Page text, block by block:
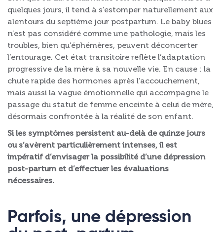
quelques jours, il tend à s’estomper naturellement aux
alentours du septième jour postpartum. Le baby blues
n’est pas considéré comme une pathologie, mais les
troubles, bien qu’éphémères, peuvent déconcerter
l’entourage. Cet état transitoire reflète l’adaptation
progressive de la mère à sa nouvelle vie. En cause : la
chute rapide des hormones après l’accouchement,
mais aussi la vague émotionnelle qui accompagne le
passage du statut de femme enceinte à celui de mère,
désormais confrontée à la réalité de son enfant.
Si les symptômes persistent au-delà de quinze jours
ou s’avèrent particulièrement intenses, il est
impératif d’envisager la possibilité d’une dépression
post-partum et d’effectuer les évaluations
nécessaires.
Parfois, une dépression